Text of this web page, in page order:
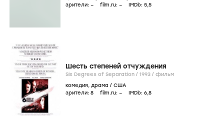
зрители: – film.ru: – IMDb: 5,5
Шесть степеней отчуждения
Six Degrees of Separation / 1993 / фильм
комедия, драма / США
зрители: 8 film.ru: – IMDb: 6,8